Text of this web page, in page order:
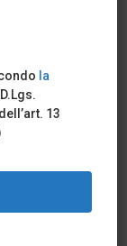
la
13